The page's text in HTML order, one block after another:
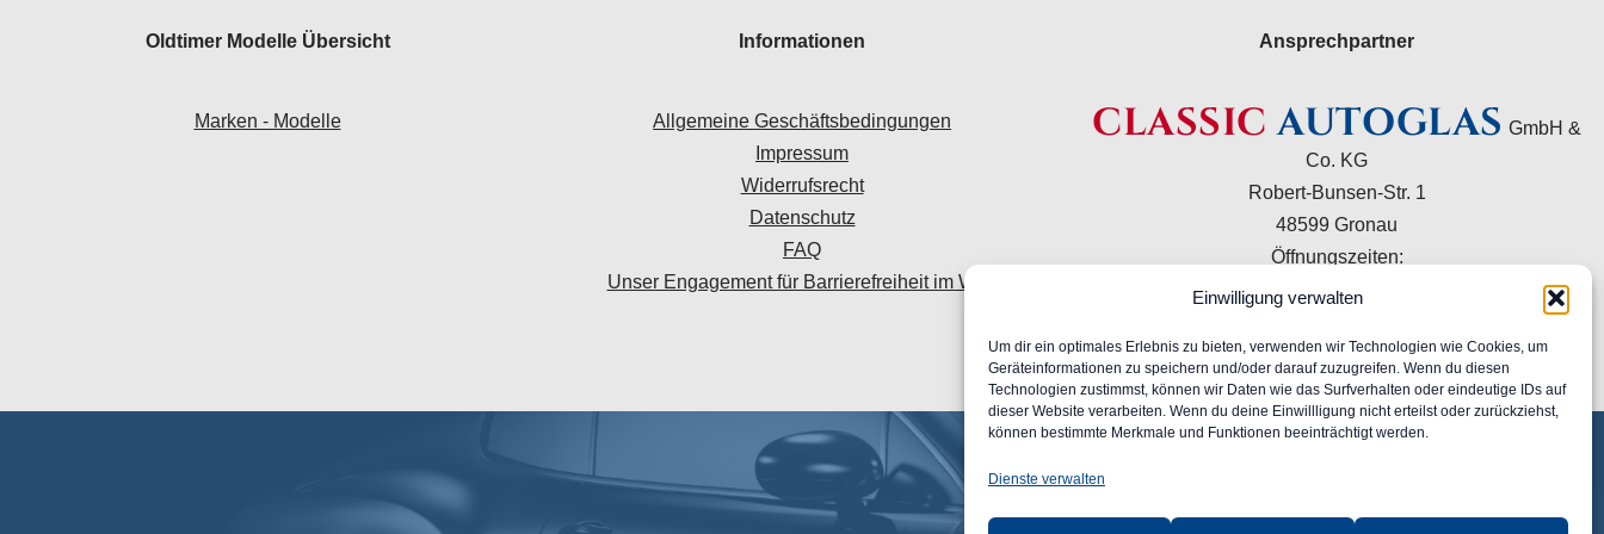
Einwilligung verwalten
Um dir ein optimales Erlebnis zu bieten, verwenden wir Technologien wie Cookies, um
Geräteinformationen zu speichern und/oder darauf zuzugreifen. Wenn du diesen
Technologien zustimmst, können wir Daten wie das Surfverhalten oder eindeutige IDs auf
dieser Website verarbeiten. Wenn du deine Einwillligung nicht erteilst oder zurückziehst,
können bestimmte Merkmale und Funktionen beeinträchtigt werden.
Dienste verwalten
Oldtimer Modelle Übersicht
Marken - Modelle
Informationen
Allgemeine Geschäftsbedingungen
Impressum
Widerrufsrecht
Datenschutz
FAQ
Unser Engagement für Barrierefreiheit im Web
Ansprechpartner
CLASSIC AUTOGLAS GmbH &
Co. KG
Robert-Bunsen-Str. 1
48599 Gronau
Öffnungszeiten:
Mo–Do 09:00–16:00 Uhr
+49 2562 9949120
info@classic-autoglas.de